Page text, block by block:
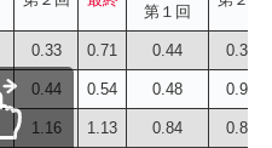
第１回
0.33 0.71 0.44 0.34
0.44 0.54 0.48 0.96
1.16 1.13 0.84 0.84